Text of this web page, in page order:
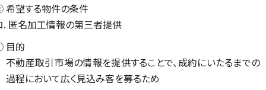
望する物件の条件
. 匿名加工情報の第三者提供
目的
不動産取引市場の情報を提供することで、成約にいたるまでの
過程において広く見込み客を募るため